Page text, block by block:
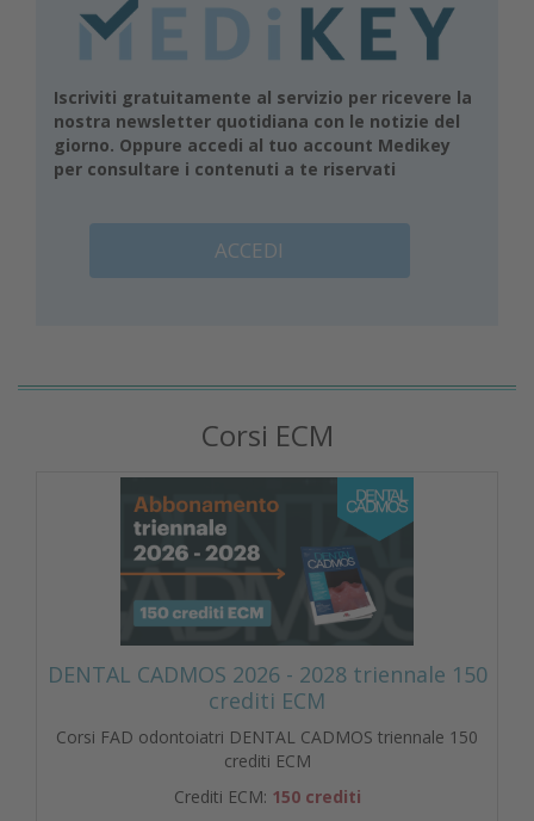
Iscriviti gratuitamente al servizio per ricevere la
nostra newsletter quotidiana con le notizie del
giorno. Oppure accedi al tuo account Medikey
per consultare i contenuti a te riservati
ACCEDI
Corsi ECM
DENTAL CADMOS 2026 - 2028 triennale 150
crediti ECM
Corsi FAD odontoiatri DENTAL CADMOS triennale 150
crediti ECM
Crediti ECM: 150 crediti